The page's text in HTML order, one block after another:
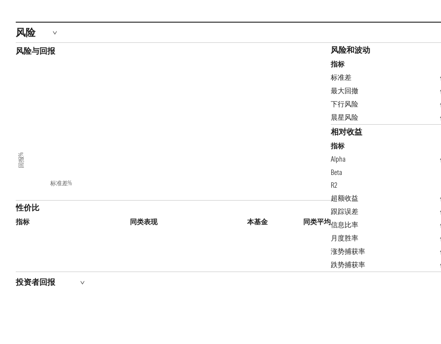
风险
风险与回报
标准差%
回报%
性价比
指标 同类表现 本基金 同类平均
风险和波动
指标
标准差
最大回撤
下行风险
晨星风险
相对收益
指标
Alpha
Beta
R2
超额收益
跟踪误差
信息比率
月度胜率
涨势捕获率
跌势捕获率
投资者回报